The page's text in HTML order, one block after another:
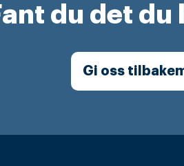
du det du
Gi oss